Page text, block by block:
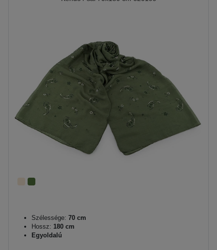
Szélessége: 70 cm
Hossz: 180 cm
Egyoldalú